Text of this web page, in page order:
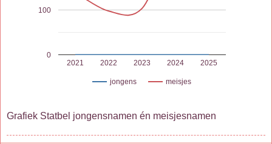
jongens meisjes
2021 2022 2023 2024 2025
0
100
Grafiek Statbel jongensnamen én meisjesnamen